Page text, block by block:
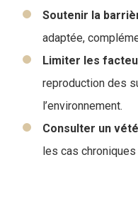
Soutenir la
adaptée,
Limiter les
reproduction des
l’environnement.
Consulter un
les cas